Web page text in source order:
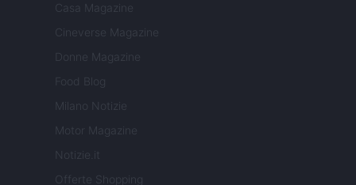
Casa Magazine
Cineverse Magazine
Donne Magazine
Food Blog
Milano Notizie
Motor Magazine
Notizie.it
Offerte Shopping